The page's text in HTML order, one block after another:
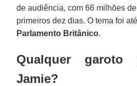
de audiência, com 66 milhões
primeiros dez dias. O tema foi
Parlamento Britânico.
Qualquer garoto
Jamie?